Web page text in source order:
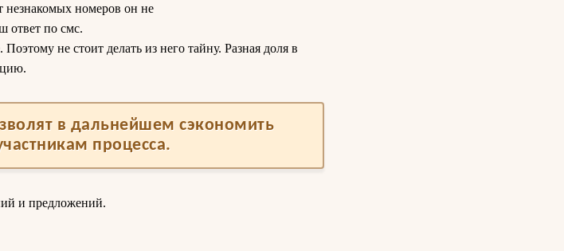
незнакомых номеров он не
ответ по смс.
не стоит делать из него тайну. Разная доля в
в дальнейшем сэкономить
процесса.
и предложений.